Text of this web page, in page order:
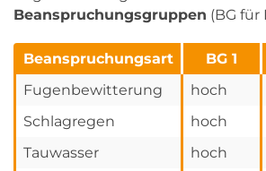
Beanspruchungsgruppen (BG für
Beanspruchungsart BG 1
Fugenbewitterung
hoch
Schlagregen
hoch
Tauwasser
hoch